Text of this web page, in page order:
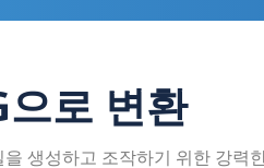
로 변환
생성하고 조작하기 위한 강